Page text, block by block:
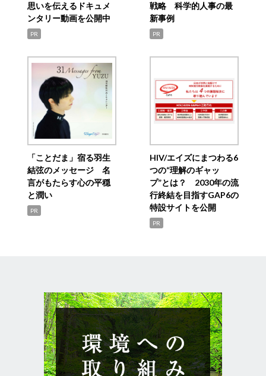
思いを伝えるドキュメ
ンタリー動画を公開中
PR
戦略 科学的人事の最
新事例
PR
「ことだま」宿る羽生
結弦のメッセージ 名
言がもたらす心の平穏
と潤い
PR
HIV/エイズにまつわる6
つの“理解のギャッ
プ”とは？ 2030年の流
行終結を目指すGAP6の
特設サイトを公開
PR